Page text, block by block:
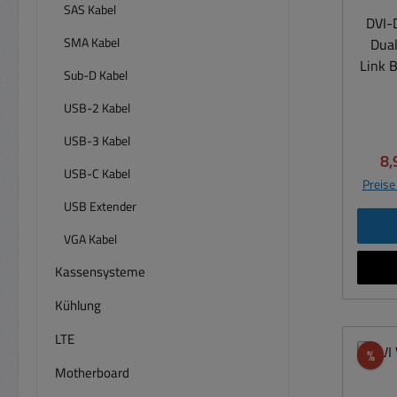
SAS Kabel
SMA Kabel
Sub-D Kabel
USB-2 Kabel
USB-3 Kabel
USB-C Kabel
USB Extender
VGA Kabel
Kassensysteme
Kühlung
LTE
Motherboard
Link Buchse
%